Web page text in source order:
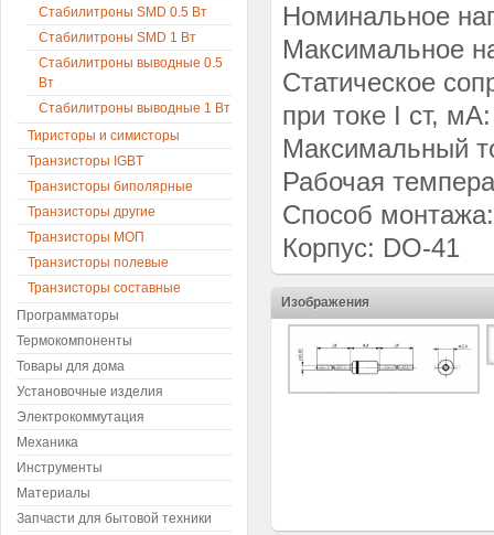
Номинальное
Максимальное
Статическое
при токе I ст,
Максимальный
Рабочая
Способ
Корпус: DO-41
Изображения
Стабилитроны SMD 0.5 Вт
Стабилитроны SMD 1 Вт
Стабилитроны выводные 0.5
Вт
Стабилитроны выводные 1 Вт
Тиристоры и симисторы
Транзисторы IGBT
Транзисторы биполярные
Транзисторы другие
Транзисторы МОП
Транзисторы полевые
Транзисторы составные
Программаторы
Термокомпоненты
Товары для дома
Установочные изделия
Электрокоммутация
Механика
Инструменты
Материалы
Запчасти для бытовой техники